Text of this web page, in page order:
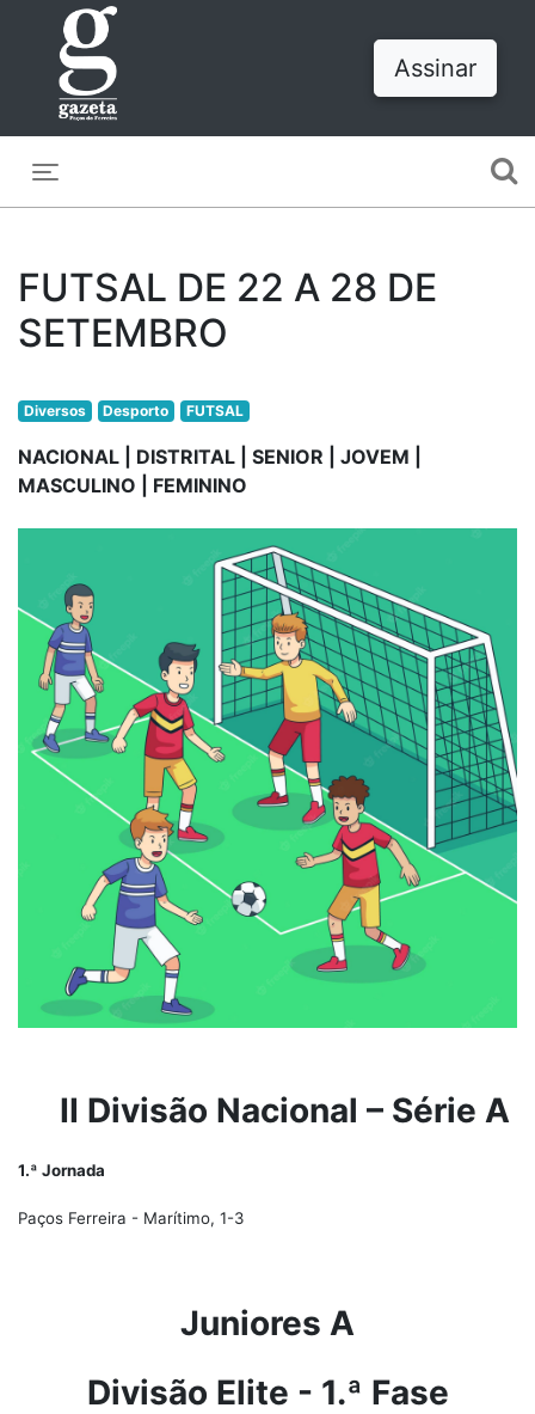
Assinar
FUTSAL DE 22 A 28 DE
SETEMBRO
Diversos Desporto FUTSAL
NACIONAL | DISTRITAL | SENIOR | JOVEM |
MASCULINO | FEMININO
II Divisão Nacional – Série A
1.ª Jornada
Paços Ferreira - Marítimo, 1-3
Juniores A
Divisão Elite - 1.ª Fase